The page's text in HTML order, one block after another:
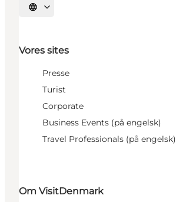
Vælg sprog
Vores sites
Presse
Turist
Corporate
Business Events (på engelsk)
Travel Professionals (på engelsk)
Om VisitDenmark